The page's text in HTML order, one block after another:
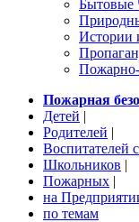
Бытовые
Истории
Пожарная
Детей |
Родителей |
Воспитателей
Школьников |
Пожарных |
на
по темам